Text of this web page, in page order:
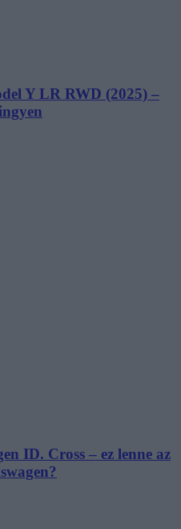
Y LR RWD (2025) –
ID. Cross – ez lenne az